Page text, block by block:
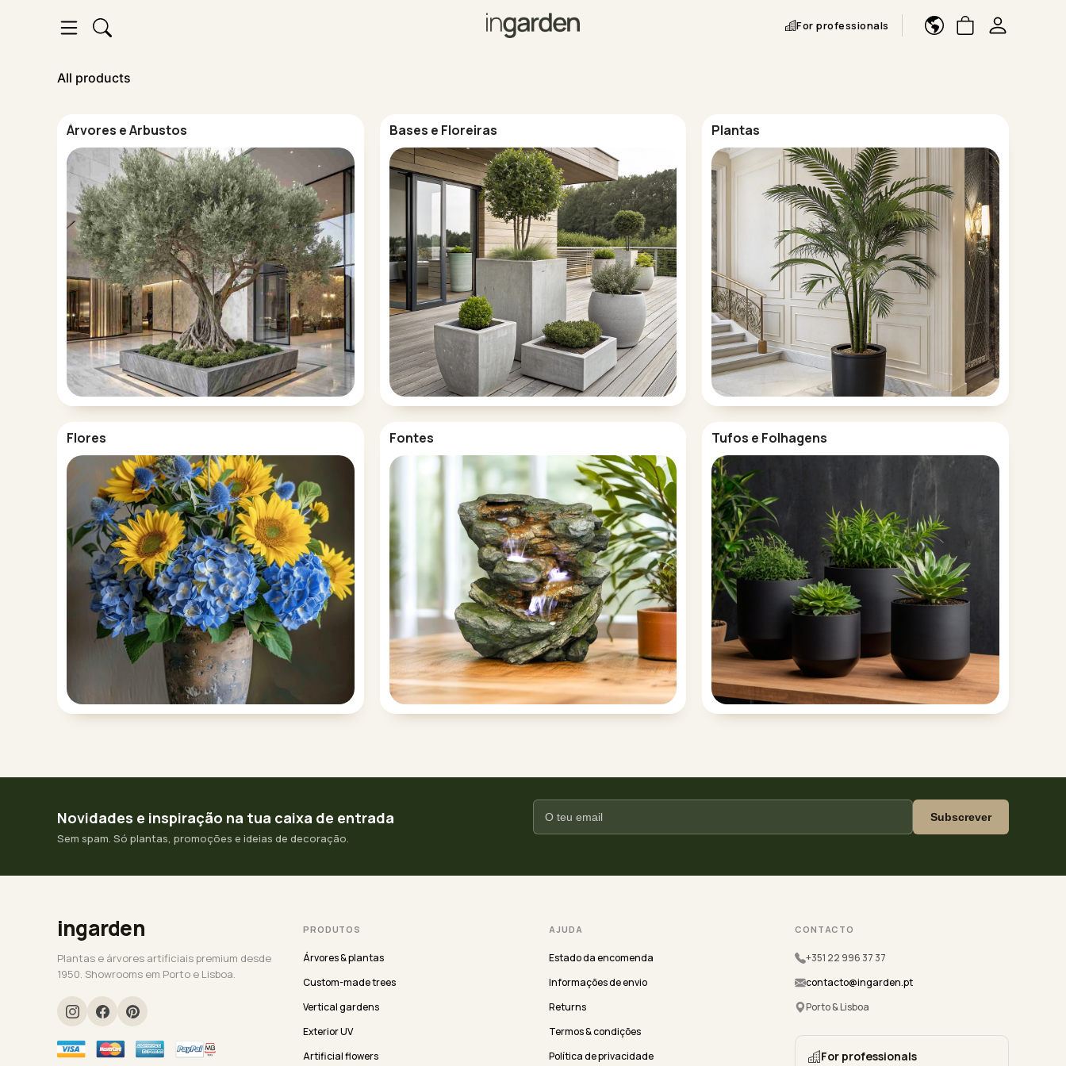
For professionals
All products
Árvores e Arbustos Bases e Floreiras Plantas
Flores Fontes Tufos e Folhagens
Novidades e inspiração na tua caixa de entrada
Sem spam. Só plantas, promoções e ideias de decoração.
Subscrever
ingarden
Plantas e árvores artificiais premium desde
1950. Showrooms em Porto e Lisboa.
PRODUTOS
Árvores & plantas
Custom-made trees
Vertical gardens
Exterior UV
Artificial flowers
AJUDA
Estado da encomenda
Informações de envio
Returns
Termos & condições
Política de privacidade
CONTACTO
+351 22 996 37 37
contacto@ingarden.pt
Porto & Lisboa
For professionals